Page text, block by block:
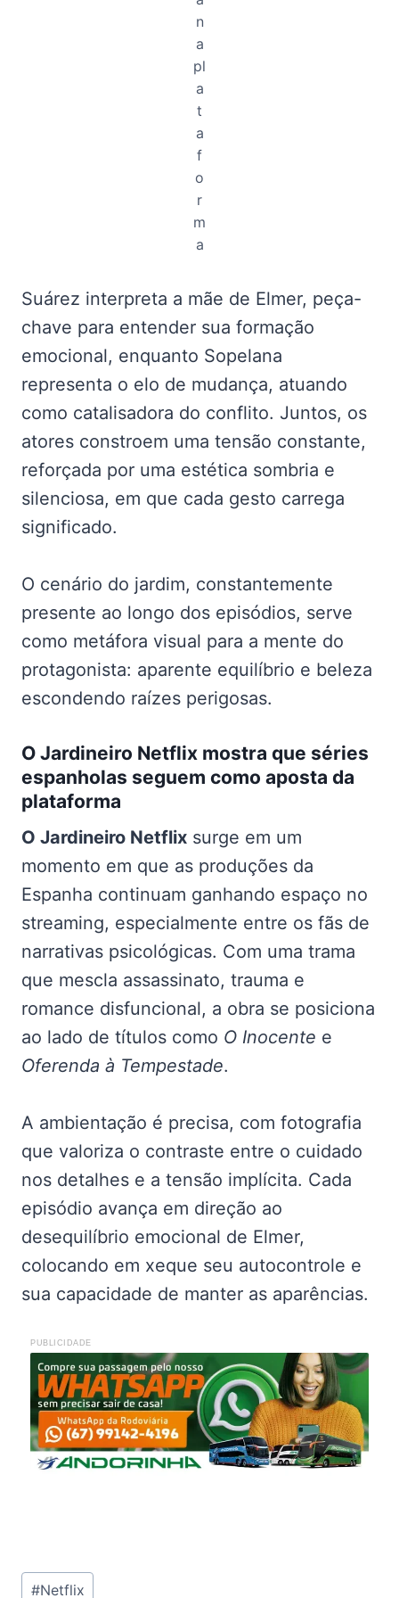
n
a
pl
a
t
a
f
o
r
m
a
Suárez interpreta a mãe de Elmer, peça-
chave para entender sua formação
emocional, enquanto Sopelana
representa o elo de mudança, atuando
como catalisadora do conflito. Juntos, os
atores constroem uma tensão constante,
reforçada por uma estética sombria e
silenciosa, em que cada gesto carrega
significado.
O cenário do jardim, constantemente
presente ao longo dos episódios, serve
como metáfora visual para a mente do
protagonista: aparente equilíbrio e beleza
escondendo raízes perigosas.
O Jardineiro Netflix mostra que séries
espanholas seguem como aposta da
plataforma
O Jardineiro Netflix surge em um
momento em que as produções da
Espanha continuam ganhando espaço no
streaming, especialmente entre os fãs de
narrativas psicológicas. Com uma trama
que mescla assassinato, trauma e
romance disfuncional, a obra se posiciona
ao lado de títulos como O Inocente e
Oferenda à Tempestade.
A ambientação é precisa, com fotografia
que valoriza o contraste entre o cuidado
nos detalhes e a tensão implícita. Cada
episódio avança em direção ao
desequilíbrio emocional de Elmer,
colocando em xeque seu autocontrole e
sua capacidade de manter as aparências.
PUBLICIDADE
Tags
#Netflix